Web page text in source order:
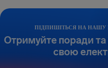
ПІДПИШІТЬСЯ НА НАШУ
Отримуйте поради та
свою